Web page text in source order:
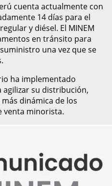
cuenta actualmente con
14 días para el
y diésel. El MINEM
en tránsito para
una vez que se
ha implementado
agilizar su distribución,
dinámica de los
venta minorista.